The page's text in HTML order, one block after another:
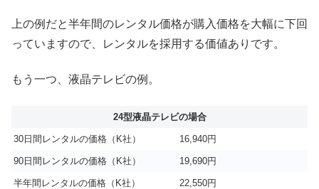
上の例だと半年間のレンタル価格が購入価格を大幅に下回
っていますので、レンタルを採用する価値ありです。
もう一つ、液晶テレビの例。
24型液晶テレビの場合
30日間レンタルの価格（K社） 16,940円
90日間レンタルの価格（K社） 19,690円
半年間レンタルの価格（K社） 22,550円